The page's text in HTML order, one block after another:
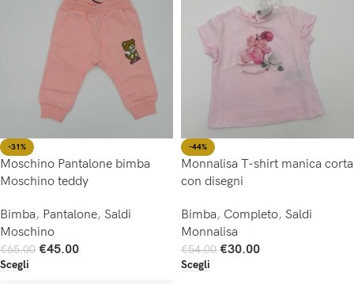
-31%
Moschino Pantalone bimba
Moschino teddy
Bimba, Pantalone, Saldi
Moschino
€65.00 €45.00
Scegli
-44%
Monnalisa T-shirt manica corta
con disegni
Bimba, Completo, Saldi
Monnalisa
€54.00 €30.00
Scegli